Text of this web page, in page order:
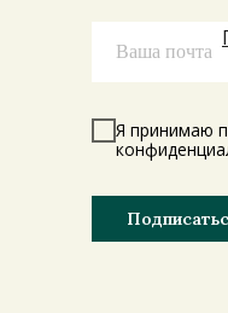
Я принимаю